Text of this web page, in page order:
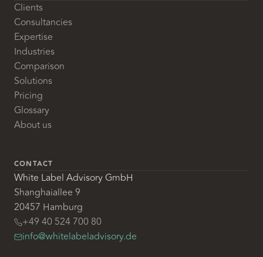
Clients
Consultancies
Expertise
Industries
Comparison
Solutions
Pricing
Glossary
About us
CONTACT
White Label Advisory GmbH
Shanghaiallee 9
20457 Hamburg
+49 40 524 700 80
info@whitelabeladvisory.de